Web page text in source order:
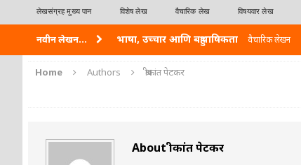
लेखसंग्रह मुख्य पान विशेष लेख वैचारिक लेख विषयवार लेख
नवीन लेखन... भाषा, उच्चार आणि बहुभाषिकता वैचारिक लेखन
वारी विठ्ठलाची कविता-गझल-चारोळी-वात्रटिका
अशी एक कविता लिहू इच्छिते
Home Authors श्रीकांत पेटकर
About श्रीकांत पेटकर